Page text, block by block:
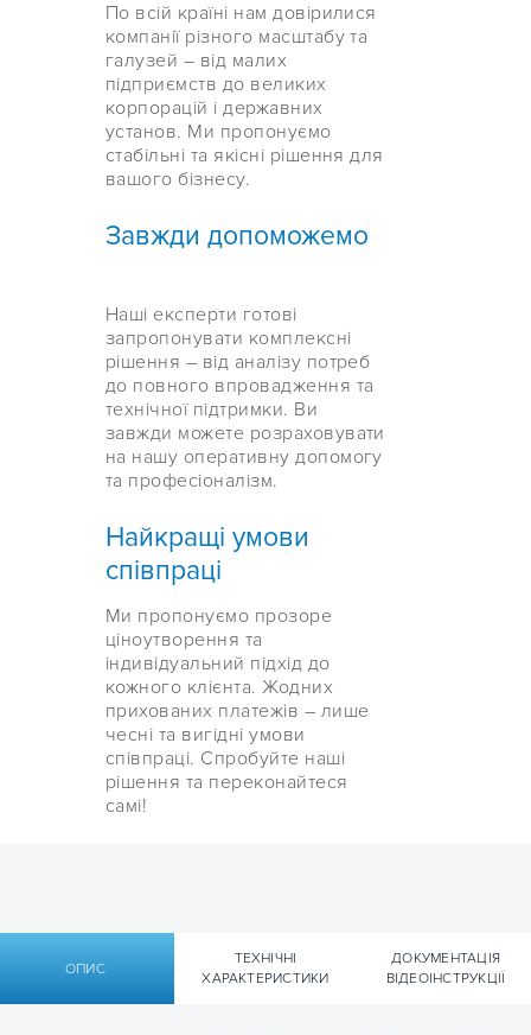
По всій країні нам довірилися
компанії різного масштабу та
галузей – від малих
підприємств до великих
корпорацій і державних
установ. Ми пропонуємо
стабільні та якісні рішення для
вашого бізнесу.
Завжди допоможемо
Наші експерти готові
запропонувати комплексні
рішення – від аналізу потреб
до повного впровадження та
технічної підтримки. Ви
завжди можете розраховувати
на нашу оперативну допомогу
та професіоналізм.
Найкращі умови
співпраці
Ми пропонуємо прозоре
ціноутворення та
індивідуальний підхід до
кожного клієнта. Жодних
прихованих платежів – лише
чесні та вигідні умови
співпраці. Спробуйте наші
рішення та переконайтеся
самі!
ОПИС
ТЕХНІЧНІ
ХАРАКТЕРИСТИКИ
ДОКУМЕНТАЦІЯ
ВІДЕОІНСТРУКЦІЇ